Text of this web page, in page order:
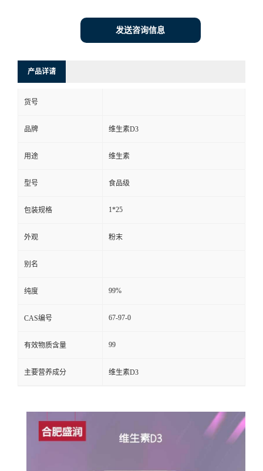
发送咨询信息
产品详请
货号
品牌 维生素D3
用途 维生素
型号 食品级
包装规格 1*25
外观 粉末
别名
纯度 99%
CAS编号 67-97-0
有效物质含量 99
主要营养成分 维生素D3